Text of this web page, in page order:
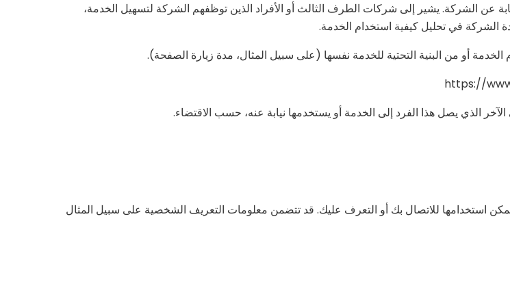
عن الشركة. يشير إلى شركات الطرف الثالث أو الأفراد الذين توظفهم الشركة لتسهيل الخدمة،
الشركة في تحليل كيفية استخدام الخدمة.
الخدمة أو من البنية التحتية للخدمة نفسها (على سبيل المثال، مدة زيارة الصفحة).
الذي يصل هذا الفرد إلى الخدمة أو يستخدمها نيابة عنه، حسب الاقتضاء.
استخدامها للاتصال بك أو التعرف عليك. قد تتضمن معلومات التعريف الشخصية على سبيل المثال